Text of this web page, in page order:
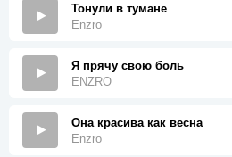
Тонули в тумане
Enzro
Я прячу свою боль
ENZRO
Она красива как весна
Enzro